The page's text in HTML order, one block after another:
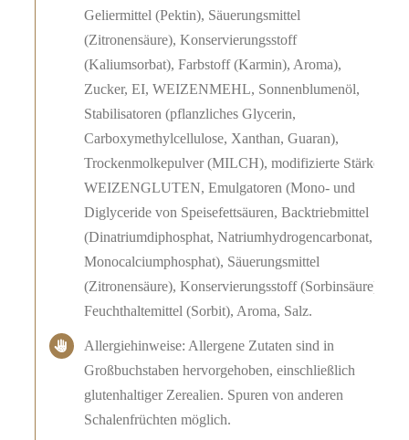
Geliermittel (Pektin), Säuerungsmittel
(Zitronensäure), Konservierungsstoff
(Kaliumsorbat), Farbstoff (Karmin), Aroma),
Zucker, EI, WEIZENMEHL, Sonnenblumenöl,
Stabilisatoren (pflanzliches Glycerin,
Carboxymethylcellulose, Xanthan, Guaran),
Trockenmolkepulver (MILCH), modifizierte Stärke,
WEIZENGLUTEN, Emulgatoren (Mono- und
Diglyceride von Speisefettsäuren, Backtriebmittel
(Dinatriumdiphosphat, Natriumhydrogencarbonat,
Monocalciumphosphat), Säuerungsmittel
(Zitronensäure), Konservierungsstoff (Sorbinsäure),
Feuchthaltemittel (Sorbit), Aroma, Salz.
Allergiehinweise: Allergene Zutaten sind in
Großbuchstaben hervorgehoben, einschließlich
glutenhaltiger Zerealien. Spuren von anderen
Schalenfrüchten möglich.